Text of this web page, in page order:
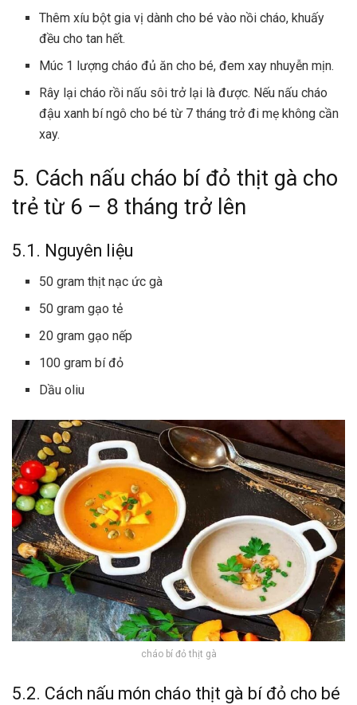
Thêm xíu bột gia vị dành cho bé vào nồi cháo, khuấy
đều cho tan hết.
Múc 1 lượng cháo đủ ăn cho bé, đem xay nhuyễn mịn.
Rây lại cháo rồi nấu sôi trở lại là được. Nếu nấu cháo
đậu xanh bí ngô cho bé từ 7 tháng trở đi mẹ không cần
xay.
5. Cách nấu cháo bí đỏ thịt gà cho
trẻ từ 6 – 8 tháng trở lên
5.1. Nguyên liệu
50 gram thịt nạc ức gà
50 gram gạo tẻ
20 gram gạo nếp
100 gram bí đỏ
Dầu oliu
cháo bí đỏ thịt gà
5.2. Cách nấu món cháo thịt gà bí đỏ cho bé